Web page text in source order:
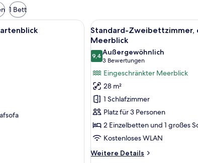
1 Bett
mit einem großen Bett, einer Couch, einem kleinen
Alle
Fotos
für
Standard-
Zweibettzimmer,
eingeschränkter
Meerblick
anzeigen
5
Standard-Zweibettzimmer,
Meerblick
9,49,4 von 10
Außergewöhnlich
3 Bewertungen
(3
Bewertungen)
Eingeschränkter Meerblick
28 m²
1 Schlafzimmer
Platz für 3 Personen
2 Einzelbetten und 1 großes
Kostenloses WLAN
Weitere Details
Weitere